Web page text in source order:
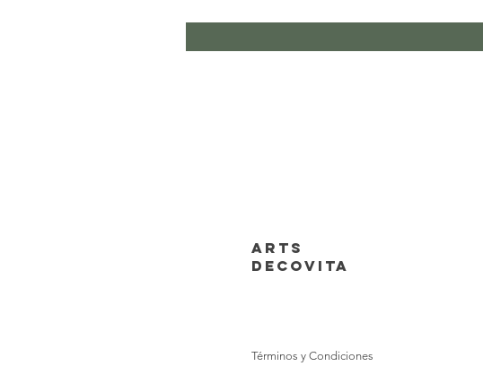
ARTS
DECOVITA
Términos y Condiciones